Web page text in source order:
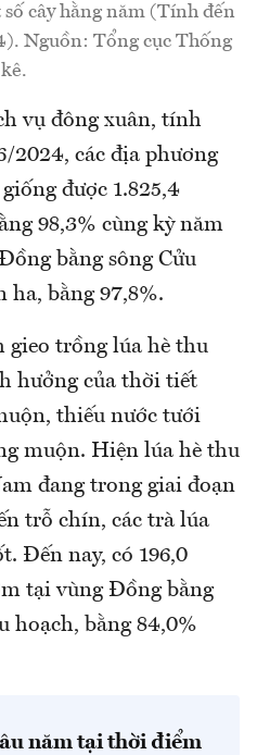
cây hằng năm (Tính đến
Nguồn: Tổng cục Thống
kê.
vụ đông xuân, tính
2024, các địa phương
được 1.825,4
98,3% cùng kỳ năm
bằng sông Cửu
ha, bằng 97,8%.
gieo trồng lúa hè thu
hưởng của thời tiết
thiếu nước tưới
muộn. Hiện lúa hè thu
đang trong giai đoạn
trỗ chín, các trà lúa
Đến nay, có 196,0
tại vùng Đồng bằng
hoạch, bằng 84,0%
năm tại thời điểm